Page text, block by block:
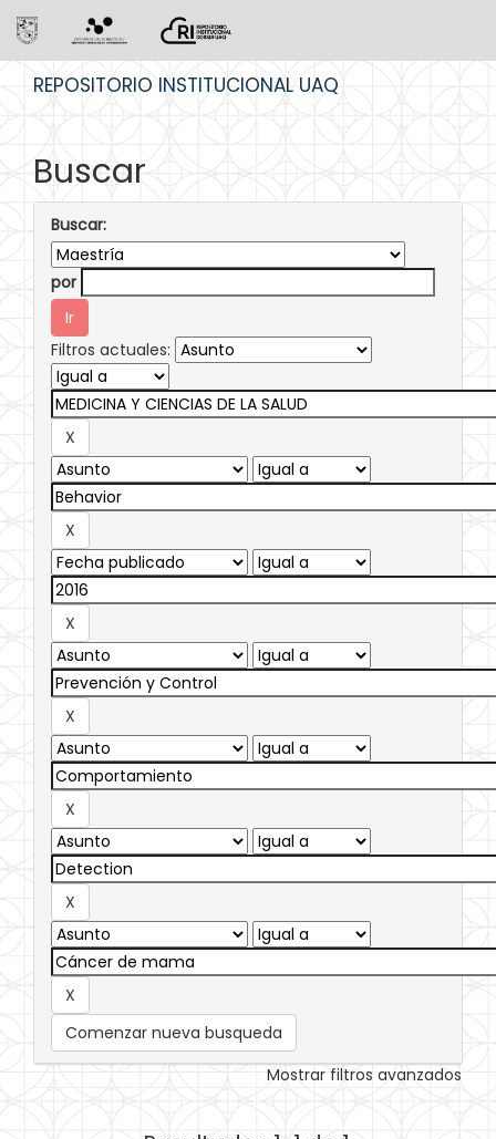
REPOSITORIO INSTITUCIONAL UAQ
Buscar
Buscar:
por
Filtros actuales:
Comenzar nueva busqueda
Mostrar filtros avanzados